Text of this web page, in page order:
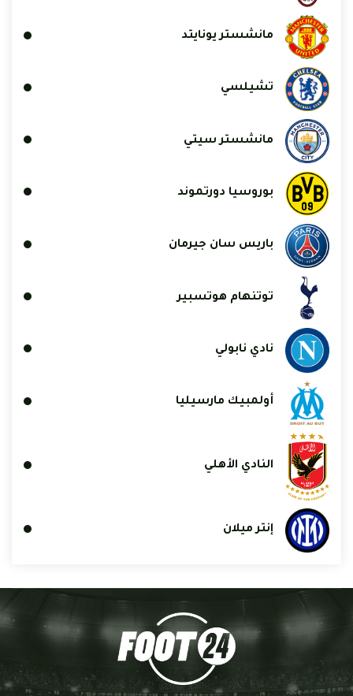
مانشستر يونايتد
تشيلسي
مانشستر سيتي
بوروسيا دورتموند
باريس سان جيرمان
توتنهام هوتسبير
نادي نابولي
أولمبيك مارسيليا
النادي الأهلي
إنتر ميلان